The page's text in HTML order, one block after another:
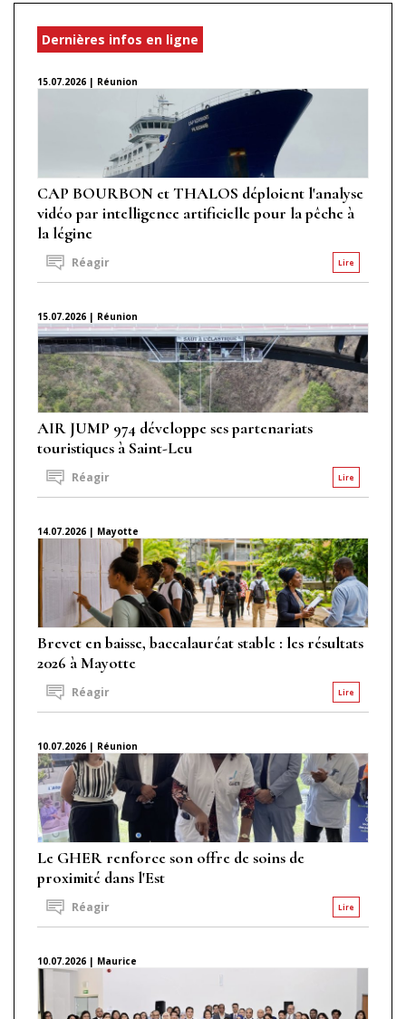
Dernières infos en ligne
15.07.2026 | Réunion
CAP BOURBON et THALOS déploient l'analyse
vidéo par intelligence artificielle pour la pêche à
la légine
Lire
Réagir
15.07.2026 | Réunion
AIR JUMP 974 développe ses partenariats
touristiques à Saint-Leu
Lire
Réagir
14.07.2026 | Mayotte
Brevet en baisse, baccalauréat stable : les résultats
2026 à Mayotte
Lire
Réagir
10.07.2026 | Réunion
Le GHER renforce son offre de soins de
proximité dans l'Est
Lire
Réagir
10.07.2026 | Maurice